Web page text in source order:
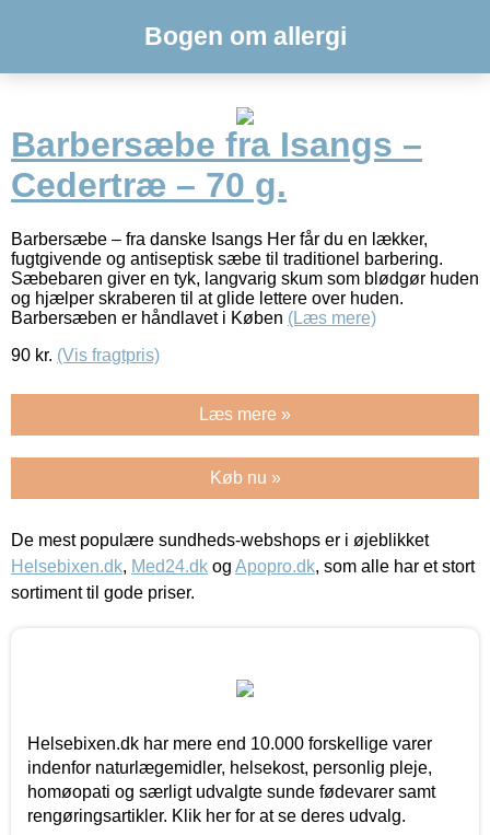
Bogen om allergi
Barbersæbe fra Isangs –
Cedertræ – 70 g.
Barbersæbe – fra danske Isangs Her får du en lækker,
fugtgivende og antiseptisk sæbe til traditionel barbering.
Sæbebaren giver en tyk, langvarig skum som blødgør huden
og hjælper skraberen til at glide lettere over huden.
Barbersæben er håndlavet i Køben (Læs mere)
90 kr. (Vis fragtpris)
Læs mere »
Køb nu »
De mest populære sundheds-webshops er i øjeblikket
Helsebixen.dk, Med24.dk og Apopro.dk, som alle har et stort
sortiment til gode priser.
Helsebixen.dk har mere end 10.000 forskellige varer
indenfor naturlægemidler, helsekost, personlig pleje,
homøopati og særligt udvalgte sunde fødevarer samt
rengøringsartikler. Klik her for at se deres udvalg.